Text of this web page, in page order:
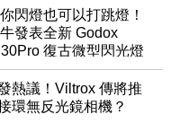
閃燈也可以打跳燈！
發表全新 Godox
復古微型閃光燈
熱議！Viltrox 傳將推
環無反光鏡相機？